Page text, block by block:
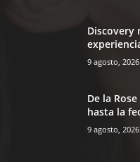
Discovery
9 agosto, 2026
De la
hasta la
9 agosto, 2026